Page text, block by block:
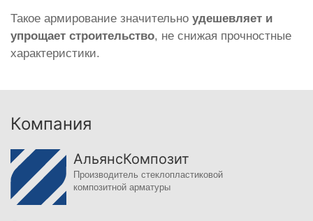
Такое армирование значительно удешевляет и
упрощает строительство, не снижая прочностные
характеристики.
Компания
АльянсКомпозит
Производитель стеклопластиковой
композитной арматуры